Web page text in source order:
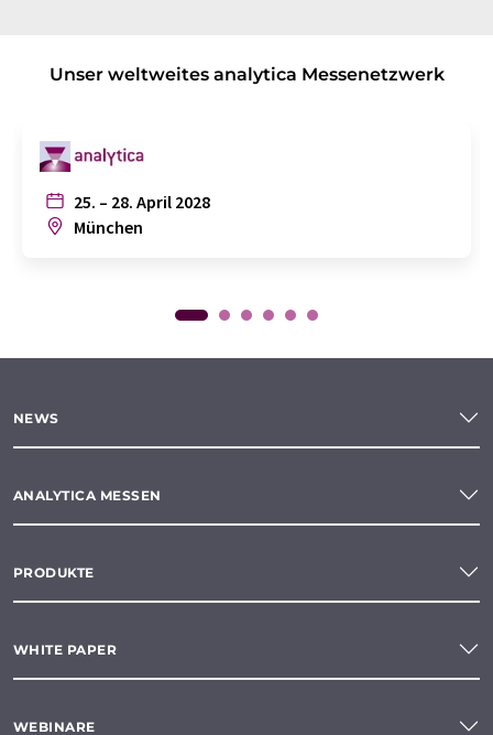
Unser weltweites analytica Messenetzwerk
25. – 28. April 2028
München
NEWS
ANALYTICA MESSEN
PRODUKTE
WHITE PAPER
WEBINARE